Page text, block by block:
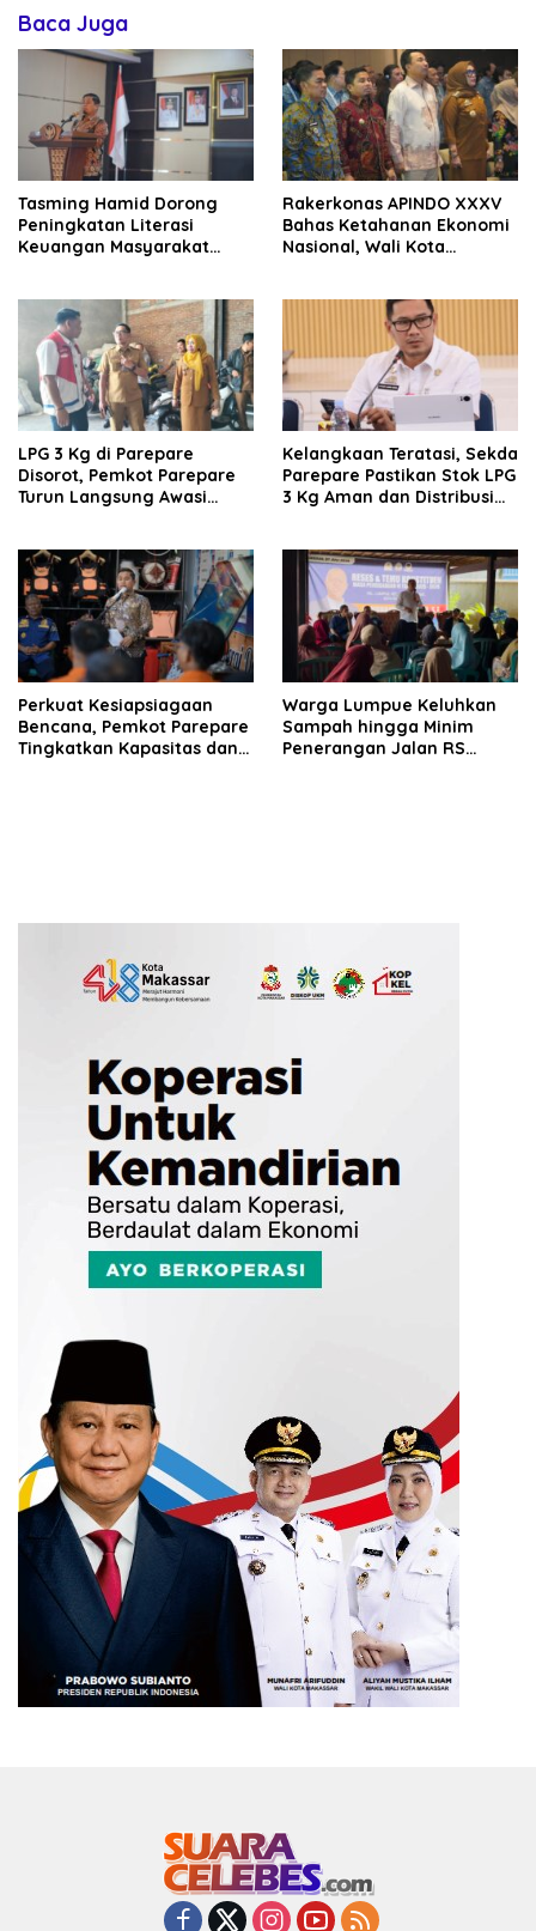
Baca Juga
Tasming Hamid Dorong
Peningkatan Literasi
Keuangan Masyarakat
Rakerkonas APINDO XXXV
Bahas Ketahanan Ekonomi
Nasional, Wali Kota
LPG 3 Kg di Parepare
Disorot, Pemkot Parepare
Turun Langsung Awasi
Kelangkaan Teratasi, Sekda
Parepare Pastikan Stok LPG
3 Kg Aman dan Distribusi
Perkuat Kesiapsiagaan
Bencana, Pemkot Parepare
Tingkatkan Kapasitas dan
Warga Lumpue Keluhkan
Sampah hingga Minim
Penerangan Jalan RS